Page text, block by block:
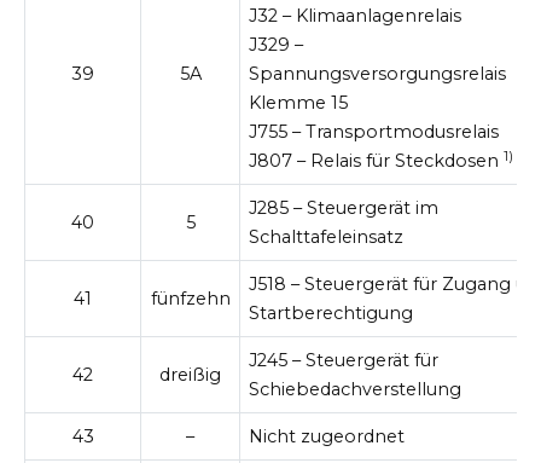
39 5A
J32 – Klimaanlagenrelais
J329 –
Spannungsversorgungsrelais
Klemme 15
J755 – Transportmodusrelais
J807 – Relais für Steckdosen 1)
40 5
J285 – Steuergerät im
Schalttafeleinsatz
41 fünfzehn
J518 – Steuergerät für Zugang
Startberechtigung
42 dreißig
J245 – Steuergerät für
Schiebedachverstellung
43 – Nicht zugeordnet